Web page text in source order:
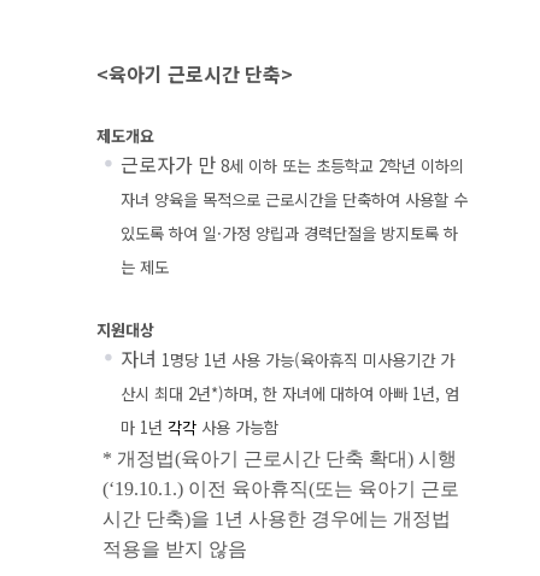
<육아기 근로시간 단축>
제도개요
근로자가 만 8세 이하 또는 초등학교 2학년 이하의
자녀 양육을 목적으로 근로시간을 단축하여 사용할 수
있도록 하여 일·가정 양립과 경력단절을 방지토록 하
는 제도
지원대상
자녀 1명당 1년 사용 가능(육아휴직 미사용기간 가
산시 최대 2년*)하며, 한 자녀에 대하여 아빠 1년, 엄
마 1년 각각 사용 가능함
* 개정법(육아기 근로시간 단축 확대) 시행
(‘19.10.1.) 이전 육아휴직(또는 육아기 근로
시간 단축)을 1 년 사용한 경우에는 개정법
적용을 받지 않음